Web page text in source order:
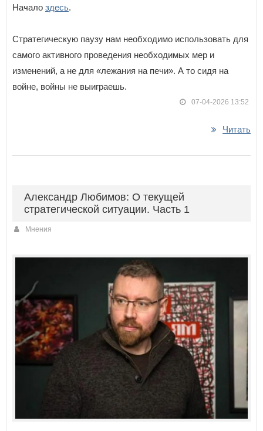
Начало здесь.
Стратегическую паузу нам необходимо использовать для
самого активного проведения необходимых мер и
изменений, а не для «лежания на печи». А то сидя на
войне, войны не выиграешь.
07-04-2026 13:52
Читать
Александр Любимов: О текущей
стратегической ситуации. Часть 1
Мнения